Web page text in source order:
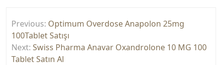
gezinmesi
Previous: Optimum Overdose Anapolon 25mg
100Tablet Satışı
Next: Swiss Pharma Anavar Oxandrolone 10 MG 100
Tablet Satın Al